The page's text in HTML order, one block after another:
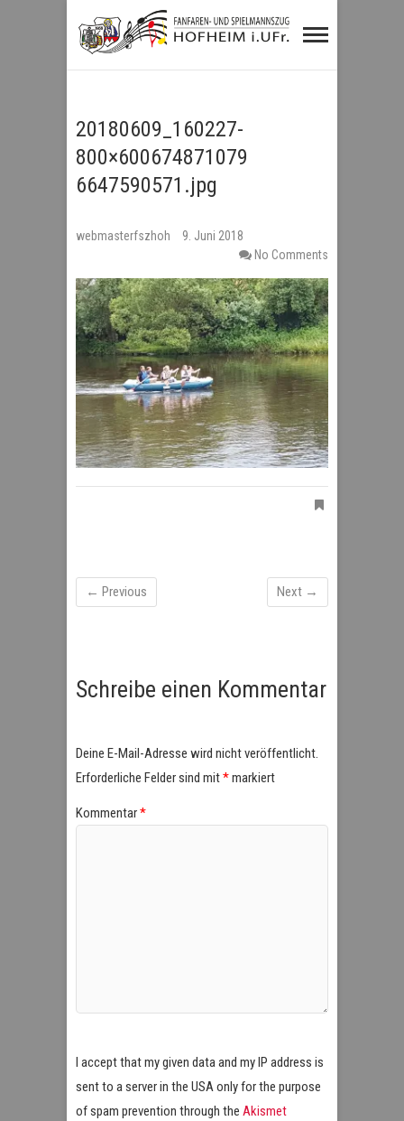
Fanfaren- und
Spielmannszug
20180609_160227-
800×600674871079
6647590571.jpg
webmasterfszhoh
9. Juni 2018
No Comments
← Previous Next →
Schreibe einen Kommentar
Deine E-Mail-Adresse wird nicht veröffentlicht.
Erforderliche Felder sind mit*markiert
Kommentar*
I accept that my given data and my IP address is
sent to a server in the USA only for the purpose
of spam prevention through the Akismet